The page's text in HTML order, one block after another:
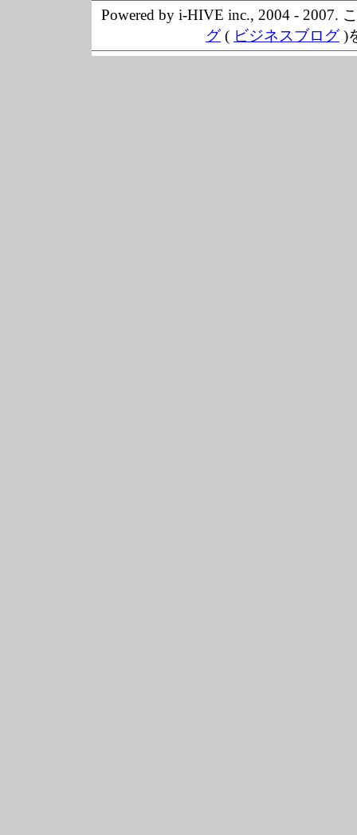
Powered by i-HIVE inc., 2004 - 2007.
グ( ビジネスブログ)